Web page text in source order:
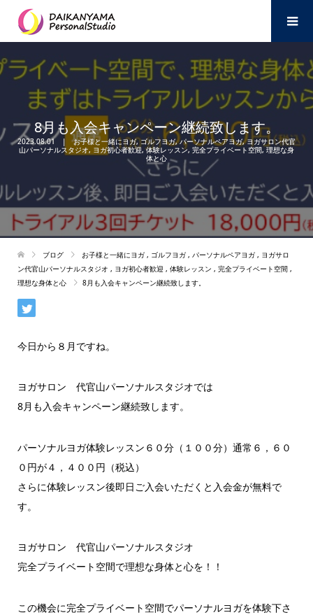
8月も入会キャンペーン継続致します。
2023.08.01 お子様と一緒にヨガ,ゴルフヨガ,パーソナルペアヨガ,ヨガサロン代官
山パーソナルスタジオ, ヨガ初心者歓迎,体験レッスン, 完全プライベート空間, 理想な身
体と心
ブログ お子様と一緒にヨガ , ゴルフヨガ , パーソナルペアヨガ , ヨガサロ
ン代官山パーソナルスタジオ , ヨガ初心者歓迎 , 体験レッスン , 完全プライベート空間 ,
理想な身体と心
8月も入会キャンペーン継続致します。
今日から８月ですね。
ヨガサロン 代官山パーソナルスタジオでは
8月も入会キャンペーン継続致します。
パーソナルヨガ体験レッスン６０分（１００分）通常６，６０
０円が４，４００円（税込）
さらに体験レッスン後即日ご入会いただくと入会金が無料で
す。
ヨガサロン 代官山パーソナルスタジオ
完全プライベート空間で理想な身体と心を！！
この機会に完全プライベート空間でパーソナルヨガを体験下さ